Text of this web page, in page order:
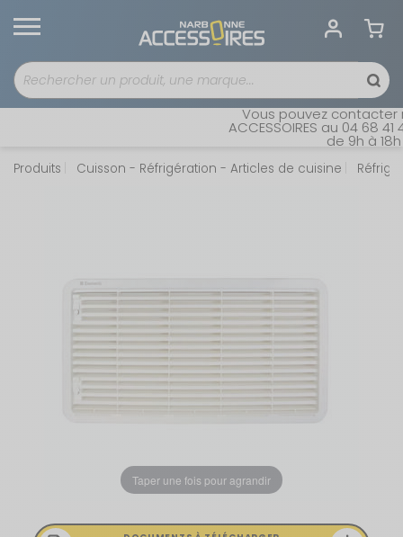
Vous pouvez contacter
ACCESSOIRES au 04 68
de 9h à 18h
Produits Cuisson - Réfrigération - Articles de cuisine
Taper une fois pour agrandir